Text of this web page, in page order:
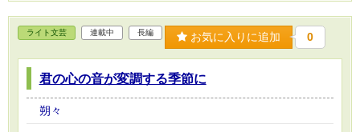
ライト文芸 連載中 長編 お気に入りに追加 0
君の心の音が変調する季節に
朔々